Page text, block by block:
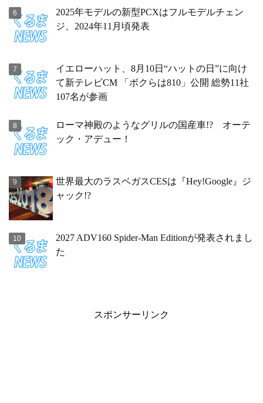
2025年モデルの新型PCXはフルモデルチェン
ジ、2024年11月頃発表
イエローハット、8月10日“ハットの日”に向け
て新テレビCM 「ボクらは810」公開 総勢11社
107名が参画
ローマ神殿のようなグリルの国産車!? オーテ
ック・アデュー！
世界最大のラスベガスCESは『Hey!Google』ジ
ャック!?
2027 ADV160 Spider-Man Editionが発表されまし
た
スポンサーリンク